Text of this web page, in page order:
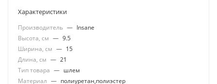
Характеристики
Производитель — Insane
Высота, см — 9.5
Ширина, см — 15
Длина, см — 21
Тип товара — шлем
Материал — полиуретан,полиэстер